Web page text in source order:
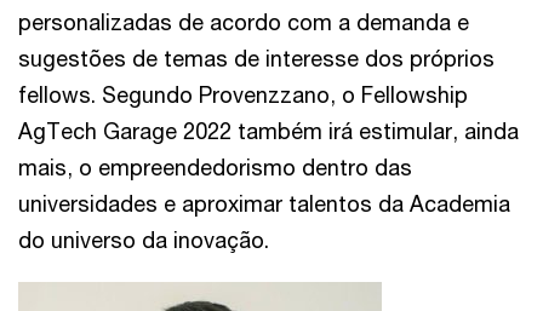
personalizadas de acordo com a demanda e
sugestões de temas de interesse dos próprios
fellows. Segundo Provenzzano, o Fellowship
AgTech Garage 2022 também irá estimular, ainda
mais, o empreendedorismo dentro das
universidades e aproximar talentos da Academia
do universo da inovação.